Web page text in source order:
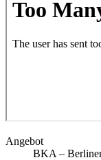
Angebot
BKA –